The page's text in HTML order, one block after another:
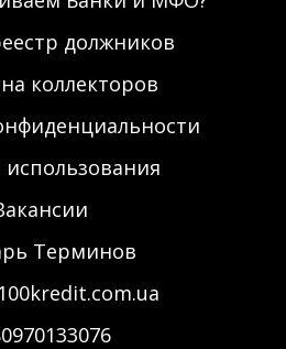
должников
коллекторов
использования
Терминов